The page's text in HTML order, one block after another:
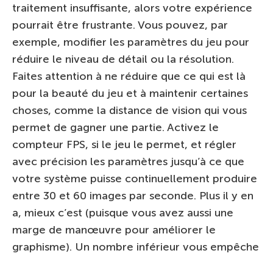
traitement insuffisante, alors votre expérience
pourrait être frustrante. Vous pouvez, par
exemple, modifier les paramètres du jeu pour
réduire le niveau de détail ou la résolution.
Faites attention à ne réduire que ce qui est là
pour la beauté du jeu et à maintenir certaines
choses, comme la distance de vision qui vous
permet de gagner une partie. Activez le
compteur FPS, si le jeu le permet, et régler
avec précision les paramètres jusqu’à ce que
votre système puisse continuellement produire
entre 30 et 60 images par seconde. Plus il y en
a, mieux c’est (puisque vous avez aussi une
marge de manœuvre pour améliorer le
graphisme). Un nombre inférieur vous empêche